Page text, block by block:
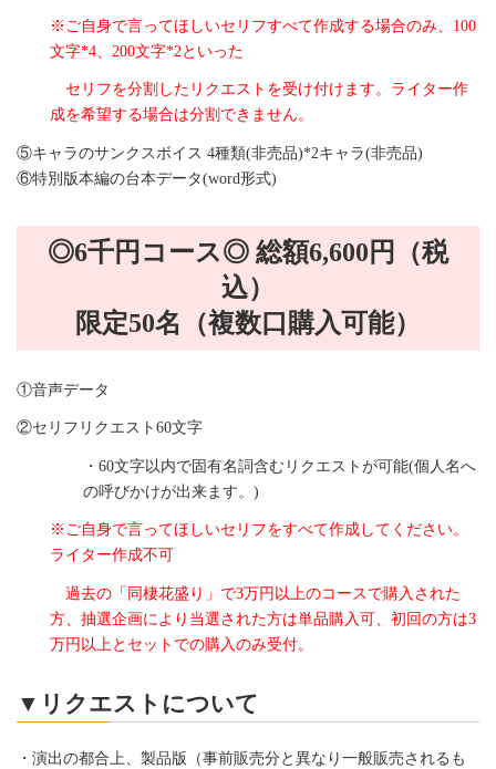
※ご自身で言ってほしいセリフすべて作成する場合のみ、100
文字*4、200文字*2といった
セリフを分割したリクエストを受け付けます。 ライター作
成を希望する場合は分割できません。
⑤キャラのサンクスボイス 4種類(非売品)*2キャラ(非売品)
⑥特別版本編の台本データ(word形式)
◎6千円コース◎ 総額6,600円（税
込）
限定50名（複数口購入可能）
①音声データ
②セリフリクエスト60文字
・60文字以内で固有名詞含むリクエストが可能(個人名へ
の呼びかけが出来ます。)
※ご自身で言ってほしいセリフをすべて作成してください。
ライター作成不可
過去の「同棲花盛り」で3万円以上のコースで購入された
方、抽選企画により当選された方は単品購入可、初回の方は3
万円以上とセットでの購入のみ受付。
▼リクエストについて
・演出の都合上、製品版（事前販売分と異なり一般販売されるも